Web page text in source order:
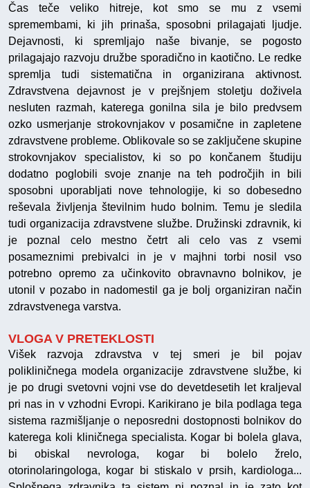
Čas teče veliko hitreje, kot smo se mu z vsemi
spremembami, ki jih prinaša, sposobni prilagajati ljudje.
Dejavnosti, ki spremljajo naše bivanje, se pogosto
prilagajajo razvoju družbe sporadično in kaotično. Le redke
spremlja tudi sistematična in organizirana aktivnost.
Zdravstvena dejavnost je v prejšnjem stoletju doživela
nesluten razmah, katerega gonilna sila je bilo predvsem
ozko usmerjanje strokovnjakov v posamične in zapletene
zdravstvene probleme. Oblikovale so se zaključene skupine
strokovnjakov specialistov, ki so po končanem študiju
dodatno poglobili svoje znanje na teh področjih in bili
sposobni uporabljati nove tehnologije, ki so dobesedno
reševala življenja številnim hudo bolnim. Temu je sledila
tudi organizacija zdravstvene službe. Družinski zdravnik, ki
je poznal celo mestno četrt ali celo vas z vsemi
posameznimi prebivalci in je v majhni torbi nosil vso
potrebno opremo za učinkovito obravnavno bolnikov, je
utonil v pozabo in nadomestil ga je bolj organiziran način
zdravstvenega varstva.
VLOGA V PRETEKLOSTI
Višek razvoja zdravstva v tej smeri je bil pojav
polikliničnega modela organizacije zdravstvene službe, ki
je po drugi svetovni vojni vse do devetdesetih let kraljeval
pri nas in v vzhodni Evropi. Karikirano je bila podlaga tega
sistema razmišljanje o neposredni dostopnosti bolnikov do
katerega koli kliničnega specialista. Kogar bi bolela glava,
bi obiskal nevrologa, kogar bi bolelo žrelo,
otorinolaringologa, kogar bi stiskalo v prsih, kardiologa...